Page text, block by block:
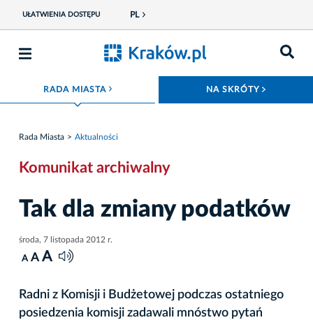
UŁATWIENIA DOSTĘPU PL
RADA MIASTAROZWIŃ MENU NA SKRÓTY
Rada Miasta Aktualności
Komunikat archiwalny
Tak dla zmiany podatków
środa, 7 listopada 2012 r.
A A A
Radni z Komisji i Budżetowej podczas ostatniego
posiedzenia komisji zadawali mnóstwo pytań